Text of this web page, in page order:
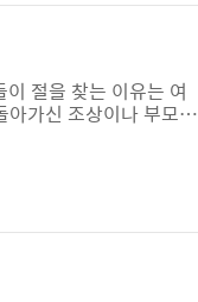
절을 찾는 이유는 여
아가신 조상이나 부모를
는 보통:연등 달기법회
를 찍어 옮긴것으로